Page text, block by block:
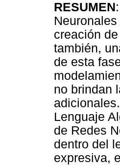
RESUMEN
creación
también,
de esta
no brindan
Lenguaje
de Redes
dentro del
expresiva,